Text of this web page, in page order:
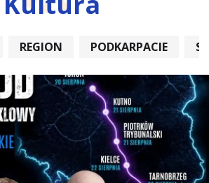
REGION PODKARPACIE